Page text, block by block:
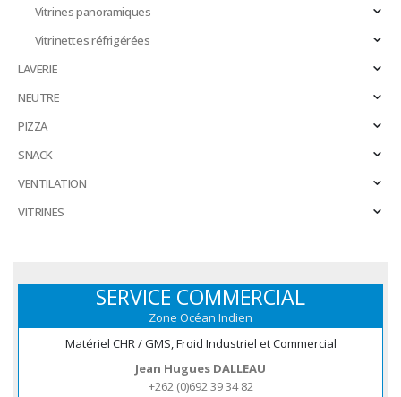
Vitrines panoramiques
Vitrinettes réfrigérées
LAVERIE
NEUTRE
PIZZA
SNACK
VENTILATION
VITRINES
SERVICE COMMERCIAL
Zone Océan Indien
Matériel CHR / GMS, Froid Industriel et Commercial
Jean Hugues DALLEAU
+262 (0)692 39 34 82